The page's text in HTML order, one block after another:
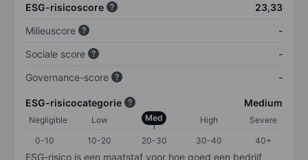
ESG-risicoscore
23,33
Milieuscore
-
Sociale score
-
Governance-score
-
ESG-risicocategorie Medium
Negligible Low Med High
Severe
0-10
10-20 20-30 30-40 40+
ESG-risico is een maatstaf voor hoe goed een bedrijf